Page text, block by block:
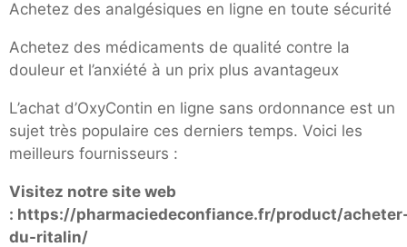
Achetez des analgésiques en ligne en toute sécurité
Achetez des médicaments de qualité contre la
douleur et l’anxiété à un prix plus avantageux
L’achat d’OxyContin en ligne sans ordonnance est un
sujet très populaire ces derniers temps. Voici les
meilleurs fournisseurs :
Visitez notre site web
: https://pharmaciedeconfiance.fr/product/
du-ritalin/